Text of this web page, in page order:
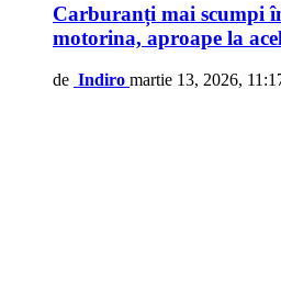
Carburanți mai scumpi
motorina, aproape la
de Indiro martie 13, 2026,